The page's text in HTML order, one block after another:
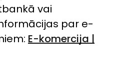
vai
par e-
E-komercija |